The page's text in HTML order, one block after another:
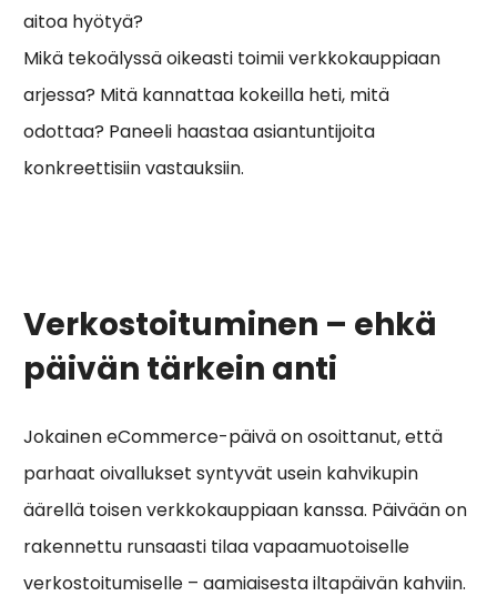
aitoa hyötyä?
Mikä tekoälyssä oikeasti toimii verkkokauppiaan
arjessa? Mitä kannattaa kokeilla heti, mitä
odottaa? Paneeli haastaa asiantuntijoita
konkreettisiin vastauksiin.
Verkostoituminen – ehkä
päivän tärkein anti
Jokainen eCommerce-päivä on osoittanut, että
parhaat oivallukset syntyvät usein kahvikupin
äärellä toisen verkkokauppiaan kanssa. Päivään on
rakennettu runsaasti tilaa vapaamuotoiselle
verkostoitumiselle – aamiaisesta iltapäivän kahviin.